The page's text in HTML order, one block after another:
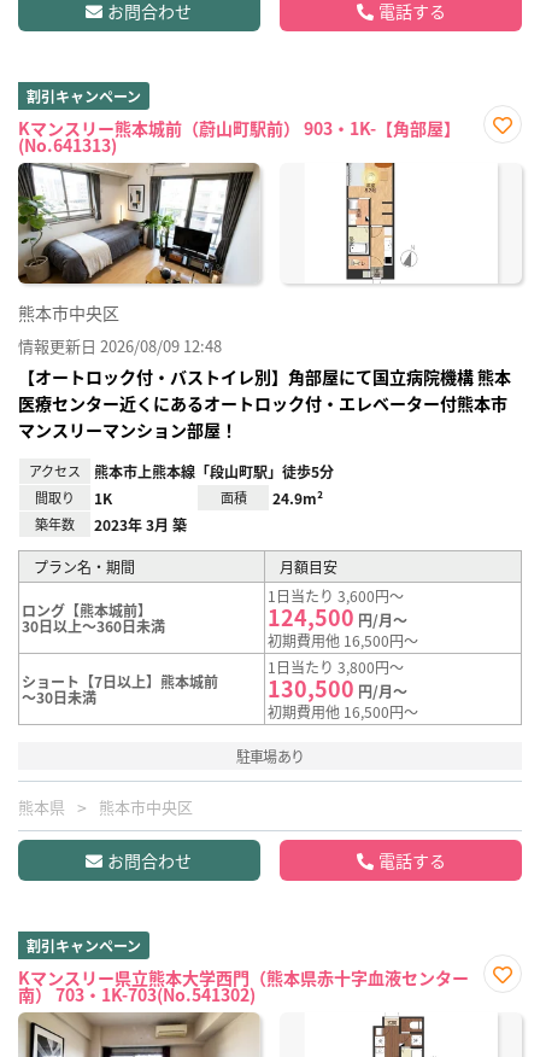
お問合わせ 電話する
割引キャンペーン
Kマンスリー熊本城前（蔚山町駅前） 903・1K-【角部屋】
(No.641313)
に入
熊本市中央区
情報更新日 2026/08/09 12:48
【オートロック付・バストイレ別】角部屋にて国立病院機構 熊本
医療センター近くにあるオートロック付・エレベーター付熊本市
マンスリーマンション部屋！
アクセス 熊本市上熊本線「段山町駅」徒歩5分
間取り 1K 面積 24.9m²
築年数 2023年 3月 築
プラン名・期間 月額目安
ロング【熊本城前】
30日以上～360日未満
1日当たり 3,600円～
124,500 円/月～
初期費用他 16,500円～
ショート【7日以上】熊本城前
～30日未満
1日当たり 3,800円～
130,500 円/月～
初期費用他 16,500円～
駐車場あり
熊本県 熊本市中央区
お問合わせ 電話する
割引キャンペーン
Kマンスリー県立熊本大学西門（熊本県赤十字血液センター
南） 703・1K-703(No.541302)
に入